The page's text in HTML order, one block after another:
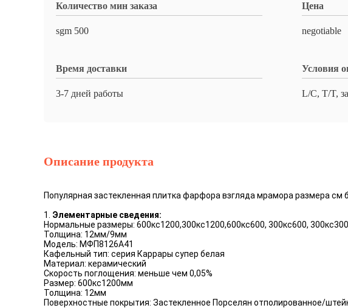
Количество мин заказа
sgm 500
Цена
negotiable
Время доставки
3-7 дней работы
Условия
L/C, T/T,
Описание продукта
Популярная застекленная плитка фарфора взгляда мрамора размера
1. Элементарные сведения:
Нормальные размеры: 600кс1200,300кс1200,600кс600, 300кс600,
Толщина: 12мм/9мм
Модель: МФП8126А41
Кафельный тип: серия Каррары супер белая
Материал: керамический
Скорость поглощения: меньше чем 0,05%
Размер: 600кс1200мм
Толщина: 12мм
Поверхностные покрытия: Застекленное Порселян отполированное/